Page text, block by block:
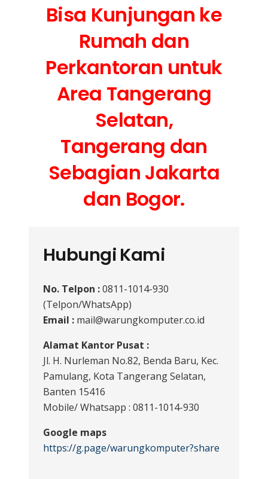
Bisa Kunjungan ke
Rumah dan
Perkantoran untuk
Area Tangerang
Selatan,
Tangerang dan
Sebagian Jakarta
dan Bogor.
Hubungi Kami
No. Telpon :0811-1014-930
(Telpon/WhatsApp)
Email : mail@warungkomputer.co.id
Alamat Kantor Pusat :
Jl. H. Nurleman No.82, Benda Baru, Kec.
Pamulang, Kota Tangerang Selatan,
Banten 15416
Mobile/ Whatsapp : 0811-1014-930
Google maps
https://g.page/warungkomputer?share